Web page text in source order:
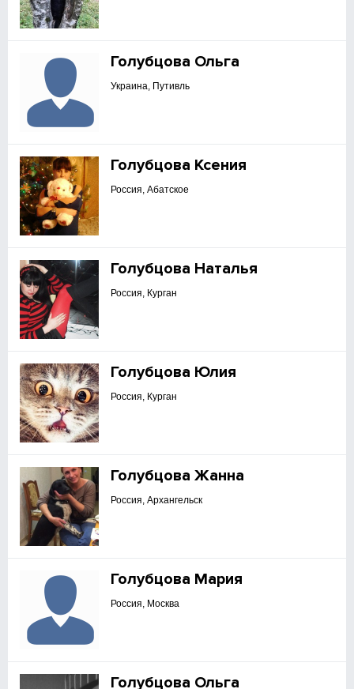
Голубцова Ольга
Украина, Путивль
Голубцова Ксения
Россия, Абатское
Голубцова Наталья
Россия, Курган
Голубцова Юлия
Россия, Курган
Голубцова Жанна
Россия, Архангельск
Голубцова Мария
Россия, Москва
Голубцова Ольга